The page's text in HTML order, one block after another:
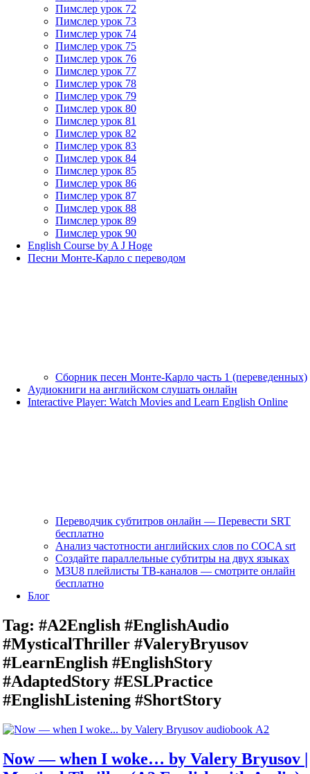
Пимслер урок 72
Пимслер урок 73
Пимслер урок 74
Пимслер урок 75
Пимслер урок 76
Пимслер урок 77
Пимслер урок 78
Пимслер урок 79
Пимслер урок 80
Пимслер урок 81
Пимслер урок 82
Пимслер урок 83
Пимслер урок 84
Пимслер урок 85
Пимслер урок 86
Пимслер урок 87
Пимслер урок 88
Пимслер урок 89
Пимслер урок 90
English Course by A J Hoge
Песни Монте-Карло с переводом
Сборник песен Монте-Карло часть 1 (переведенных)
Аудиокниги на английском слушать онлайн
Interactive Player: Watch Movies and Learn English Online
Переводчик субтитров онлайн — Перевести SRT
бесплатно
Анализ частотности английских слов по COCA srt
Создайте параллельные субтитры на двух языках
M3U8 плейлисты ТВ‑каналов — смотрите онлайн
бесплатно
Блог
Tag:#A2English #EnglishAudio
#MysticalThriller #ValeryBryusov
#LearnEnglish #EnglishStory
#AdaptedStory #ESLPractice
#EnglishListening #ShortStory
Now — when I woke… by Valery Bryusov |